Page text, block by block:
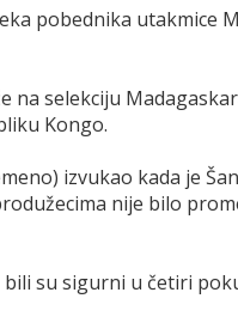
pobednika utakmice
na selekciju
Kongo.
izvukao kada je
nije bilo
su sigurni u četiri